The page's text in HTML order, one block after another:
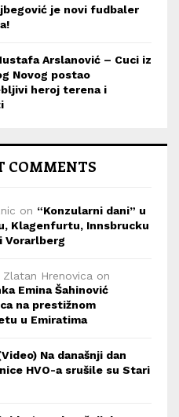
je novi fudbaler
Arslanović – Cuci iz
Novog postao
heroj terena i
COMMENTS
on “Konzularni dani” u
Klagenfurtu, Innsbrucku
Vorarlberg
Zlatan Hrenovica on
Emina Šahinović
na prestižnom
u Emiratima
Na današnji dan
HVO-a srušile su Stari